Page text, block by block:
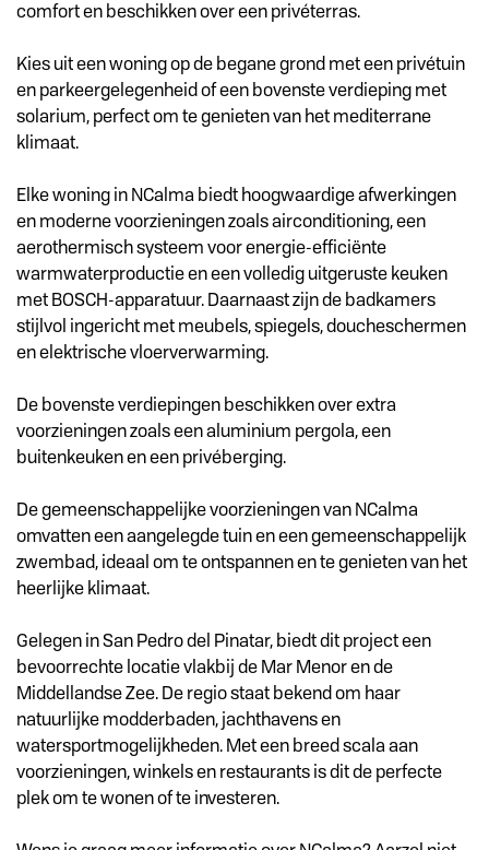
comfort en beschikken over een privéterras.
Kies uit een woning op de begane grond met een privétuin
en parkeergelegenheid of een bovenste verdieping met
solarium, perfect om te genieten van het mediterrane
klimaat.
Elke woning in NCalma biedt hoogwaardige afwerkingen
en moderne voorzieningen zoals airconditioning, een
aerothermisch systeem voor energie-efficiënte
warmwaterproductie en een volledig uitgeruste keuken
met BOSCH-apparatuur. Daarnaast zijn de badkamers
stijlvol ingericht met meubels, spiegels, doucheschermen
en elektrische vloerverwarming.
De bovenste verdiepingen beschikken over extra
voorzieningen zoals een aluminium pergola, een
buitenkeuken en een privéberging.
De gemeenschappelijke voorzieningen van NCalma
omvatten een aangelegde tuin en een gemeenschappelijk
zwembad, ideaal om te ontspannen en te genieten van het
heerlijke klimaat.
Gelegen in San Pedro del Pinatar, biedt dit project een
bevoorrechte locatie vlakbij de Mar Menor en de
Middellandse Zee. De regio staat bekend om haar
natuurlijke modderbaden, jachthavens en
watersportmogelijkheden. Met een breed scala aan
voorzieningen, winkels en restaurants is dit de perfecte
plek om te wonen of te investeren.